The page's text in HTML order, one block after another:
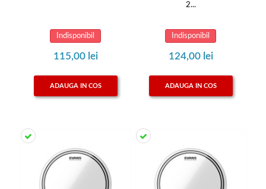
Indisponibil
115,00 lei
ADAUGA IN COS
2...
Indisponibil
124,00 lei
ADAUGA IN COS